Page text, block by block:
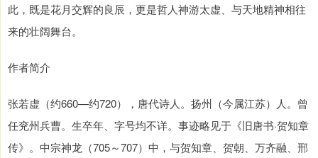
此，既是花月交辉的良辰，更是哲人神游太虚、与天地精神相往
来的壮阔舞台。
作者简介
张若虚（约660—约720），唐代诗人。扬州（今属江苏）人。曾
任兖州兵曹。生卒年、字号均不详。事迹略见于《旧唐书·贺知章
传》。中宗神龙（705～707）中，与贺知章、贺朝、万齐融、邢